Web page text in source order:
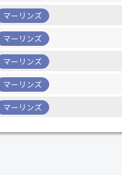
マーリンズ
マーリンズ
マーリンズ
マーリンズ
マーリンズ